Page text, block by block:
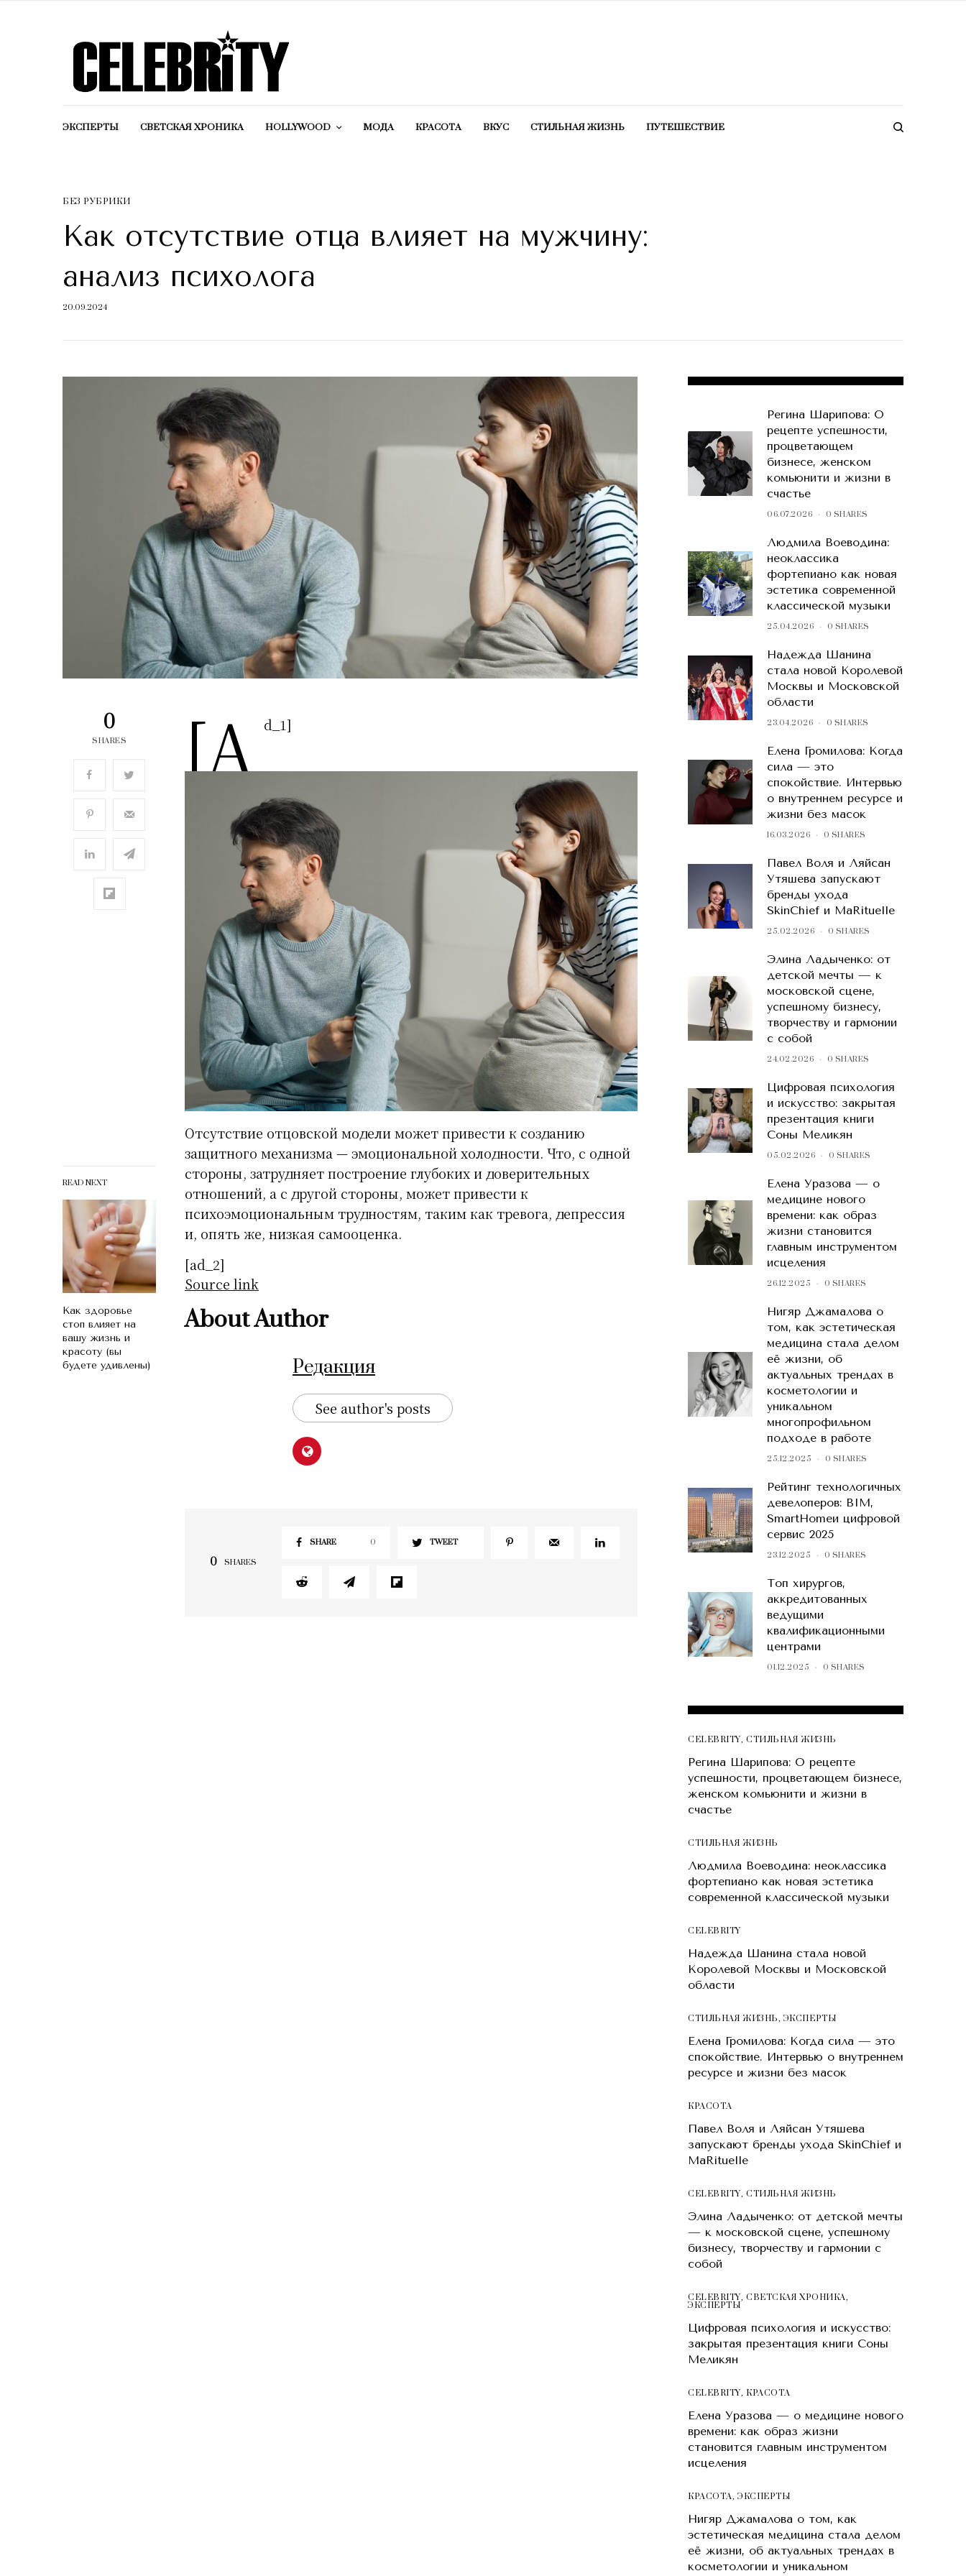
ЭКСПЕРТЫ СВЕТСКАЯ ХРОНИКА HOLLYWOOD МОДА КРАСОТA ВКУС СТИЛЬНАЯ ЖИЗНЬ ПУТЕШЕСТВИЕ
БЕЗ РУБРИКИ
Как отсутствие отца влияет на мужчину:
анализ психолога
20.09.2024
0
SHARES
READ NEXT
Как здоровье
стоп влияет на
вашу жизнь и
красоту (вы
будете удивлены)
[a d_1]
Отсутствие отцовской модели может привести к созданию
защитного механизма — эмоциональной холодности. Что, с одной
стороны, затрудняет построение глубоких и доверительных
отношений, а с другой стороны, может привести к
психоэмоциональным трудностям, таким как тревога, депрессия
и, опять же, низкая самооценка.
[ad_2]
Source link
About Author
Редакция
See author's posts
0 SHARES
SHARE 0 TWEET
Регина Шарипова: О
рецепте успешности,
процветающем
бизнесе, женском
комьюнити и жизни в
счастье
06.07.2026 0 SHARES
Людмила Воеводина:
неоклассика
фортепиано как новая
эстетика современной
классической музыки
25.04.2026 0 SHARES
Надежда Шанина
стала новой Королевой
Москвы и Московской
области
23.04.2026 0 SHARES
Елена Громилова: Когда
сила — это
спокойствие. Интервью
о внутреннем ресурсе и
жизни без масок
16.03.2026 0 SHARES
Павел Воля и Ляйсан
Утяшева запускают
бренды ухода
SkinChief и MaRituelle
25.02.2026 0 SHARES
Элина Ладыченко: от
детской мечты — к
московской сцене,
успешному бизнесу,
творчеству и гармонии
с собой
24.02.2026 0 SHARES
Цифровая психология
и искусство: закрытая
презентация книги
Соны Меликян
05.02.2026 0 SHARES
Елена Уразова — о
медицине нового
времени: как образ
жизни становится
главным инструментом
исцеления
26.12.2025 0 SHARES
Нигяр Джамалова о
том, как эстетическая
медицина стала делом
её жизни, об
актуальных трендах в
косметологии и
уникальном
многопрофильном
подходе в работе
25.12.2025 0 SHARES
Рейтинг технологичных
девелоперов: BIM,
SmartHomeи цифровой
сервис 2025
23.12.2025 0 SHARES
Топ хирургов,
аккредитованных
ведущими
квалификационными
центрами
01.12.2025 0 SHARES
CELEBRITY,СТИЛЬНАЯ ЖИЗНЬ
Регина Шарипова: О рецепте
успешности, процветающем бизнесе,
женском комьюнити и жизни в
счастье
СТИЛЬНАЯ ЖИЗНЬ
Людмила Воеводина: неоклассика
фортепиано как новая эстетика
современной классической музыки
CELEBRITY
Надежда Шанина стала новой
Королевой Москвы и Московской
области
СТИЛЬНАЯ ЖИЗНЬ, ЭКСПЕРТЫ
Елена Громилова: Когда сила — это
спокойствие. Интервью о внутреннем
ресурсе и жизни без масок
КРАСОТA
Павел Воля и Ляйсан Утяшева
запускают бренды ухода SkinChief и
MaRituelle
CELEBRITY,СТИЛЬНАЯ ЖИЗНЬ
Элина Ладыченко: от детской мечты
— к московской сцене, успешному
бизнесу, творчеству и гармонии с
собой
CELEBRITY,СВЕТСКАЯ ХРОНИКА,
ЭКСПЕРТЫ
Цифровая психология и искусство:
закрытая презентация книги Соны
Меликян
CELEBRITY, КРАСОТA
Елена Уразова — о медицине нового
времени: как образ жизни
становится главным инструментом
исцеления
КРАСОТA, ЭКСПЕРТЫ
Нигяр Джамалова о том, как
эстетическая медицина стала делом
её жизни, об актуальных трендах в
косметологии и уникальном